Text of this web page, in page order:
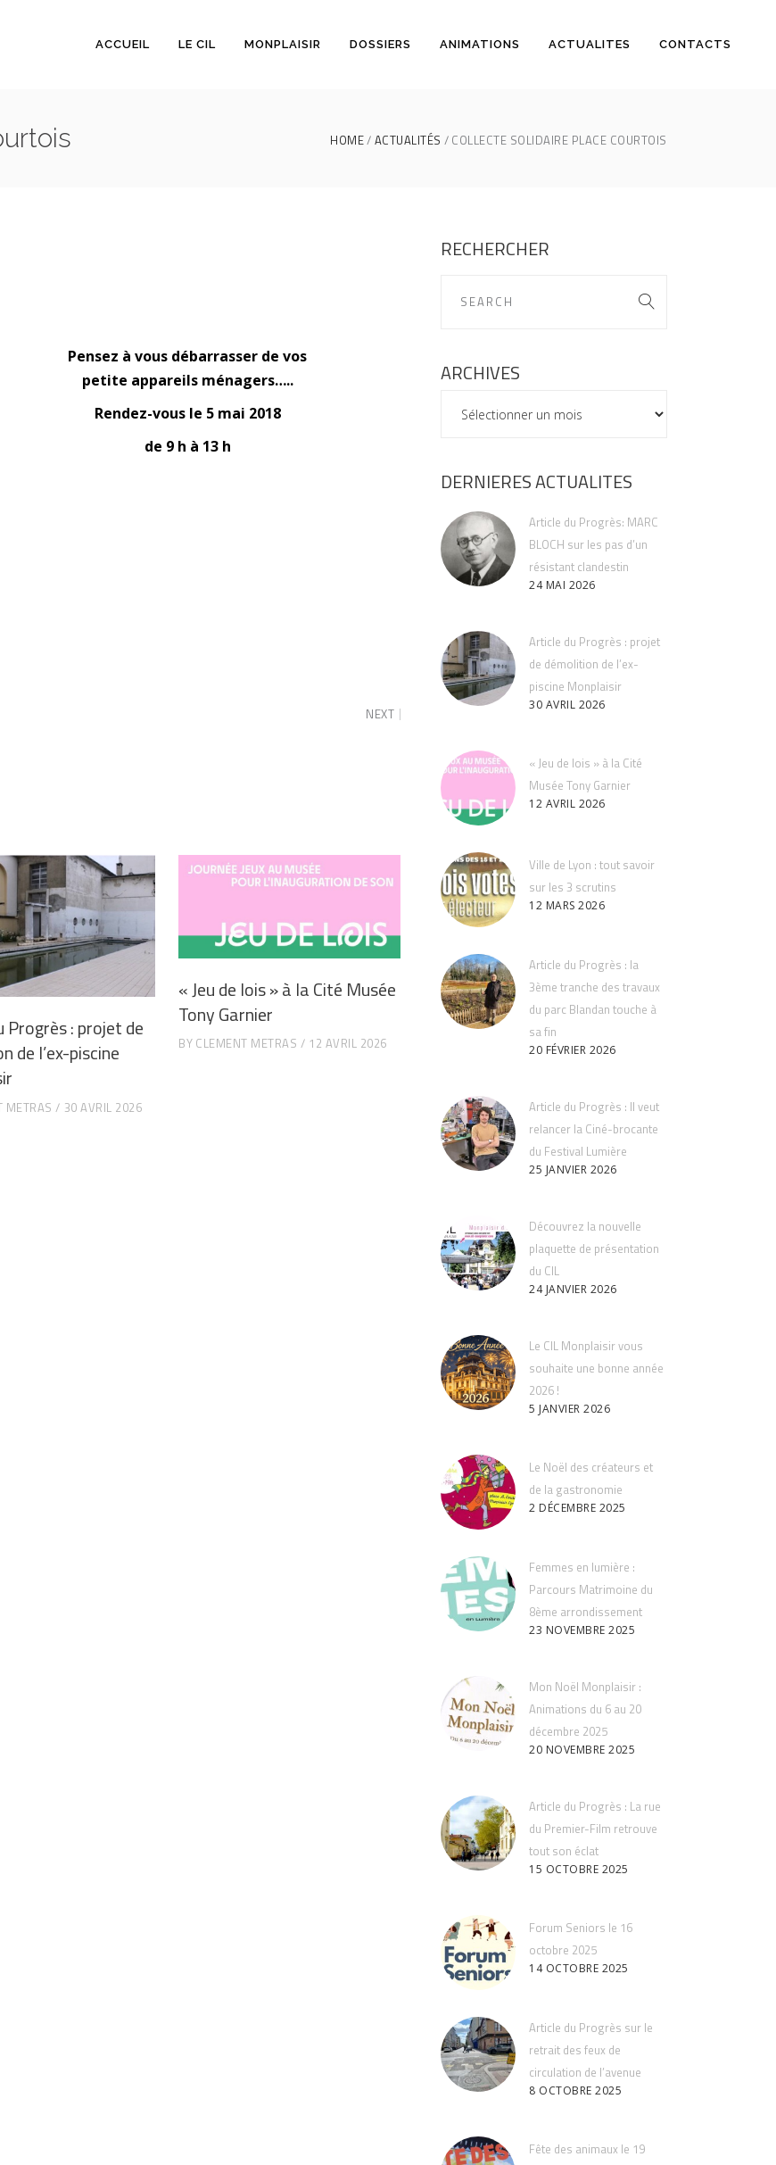
ACCUEIL LE CIL MONPLAISIR DOSSIERS ANIMATIONS ACTUALITES CONTACTS
HOME ACTUALITÉS COLLECTE SOLIDAIRE PLACE COURTOIS
Pensez à vous débarrasser de vos
petite appareils ménagers…..
Rendez-vous le 5 mai 2018
de 9 h à 13 h
NEXT
Progrès : projet de
de l’ex-piscine
METRAS 30 AVRIL 2026
« Jeu de lois » à la Cité Musée
Tony Garnier
BY CLEMENT METRAS 12 AVRIL 2026
RECHERCHER
ARCHIVES
ARCHIVES
DERNIERES ACTUALITES
Article du Progrès: MARC
BLOCH sur les pas d’un
résistant clandestin
24 MAI 2026
Article du Progrès : projet
de démolition de l’ex-
piscine Monplaisir
30 AVRIL 2026
« Jeu de lois » à la Cité
Musée Tony Garnier
12 AVRIL 2026
Ville de Lyon : tout savoir
sur les 3 scrutins
12 MARS 2026
Article du Progrès : la
3ème tranche des travaux
du parc Blandan touche à
sa fin
20 FÉVRIER 2026
Article du Progrès : Il veut
relancer la Ciné-brocante
du Festival Lumière
25 JANVIER 2026
Découvrez la nouvelle
plaquette de présentation
du CIL
24 JANVIER 2026
Le CIL Monplaisir vous
souhaite une bonne année
2026 !
5 JANVIER 2026
Le Noël des créateurs et
de la gastronomie
2 DÉCEMBRE 2025
Femmes en lumière :
Parcours Matrimoine du
8ème arrondissement
23 NOVEMBRE 2025
Mon Noël Monplaisir :
Animations du 6 au 20
décembre 2025
20 NOVEMBRE 2025
Article du Progrès : La rue
du Premier-Film retrouve
tout son éclat
15 OCTOBRE 2025
Forum Seniors le 16
octobre 2025
14 OCTOBRE 2025
Article du Progrès sur le
retrait des feux de
circulation de l’avenue
8 OCTOBRE 2025
Fête des animaux le 19